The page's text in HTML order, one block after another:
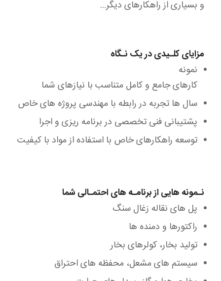
و بسیاری از راهکارهای دیگر…
مزایای کلـیدی در یک نـگاه
نمونه
کارهای جامع و کامل متناسب با نیازهای شما
سال ها تجربه در رابطه با مهندسی پروژه های خاص
پشتیبانی فنی تخصصی در برنامه ریزی و اجرا
توسعه راهکارهای خاص با استفاده از مواد با کیفیت
نـمونه هایی از برنامـه های احتمـالی شما
پل های نقاله زغال سنگ
راکتورها و دمنده ها
تولید بخار، کولرهای بخار
سیستم های مشعل، محفظه های احتراق